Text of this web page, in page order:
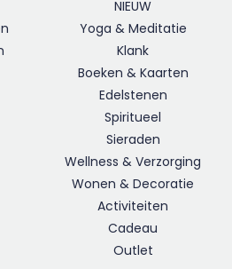
NIEUW
Yoga & Meditatie
Klank
Boeken & Kaarten
Edelstenen
Spiritueel
Sieraden
Wellness & Verzorging
Wonen & Decoratie
Activiteiten
Cadeau
Outlet